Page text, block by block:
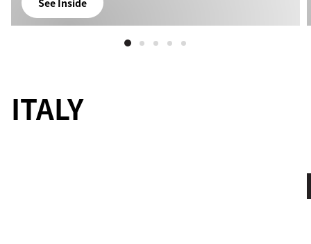
See Inside
ITALY